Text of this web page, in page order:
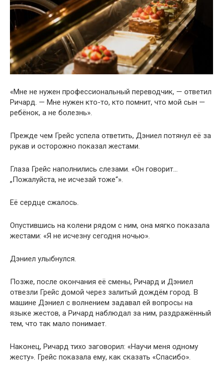
«Мне не нужен профессиональный переводчик, — ответил
Ричард. — Мне нужен кто-то, кто помнит, что мой сын —
ребёнок, а не болезнь».
Прежде чем Грейс успела ответить, Дэниел потянул её за
рукав и осторожно показал жестами.
Глаза Грейс наполнились слезами. «Он говорит…
„Пожалуйста, не исчезай тоже“».
Её сердце сжалось.
Опустившись на колени рядом с ним, она мягко показала
жестами: «Я не исчезну сегодня ночью».
Дэниел улыбнулся.
Позже, после окончания её смены, Ричард и Дэниел
отвезли Грейс домой через залитый дождём город. В
машине Дэниел с волнением задавал ей вопросы на
языке жестов, а Ричард наблюдал за ним, раздражённый
тем, что так мало понимает.
Наконец, Ричард тихо заговорил: «Научи меня одному
жесту». Грейс показала ему, как сказать «Спасибо».